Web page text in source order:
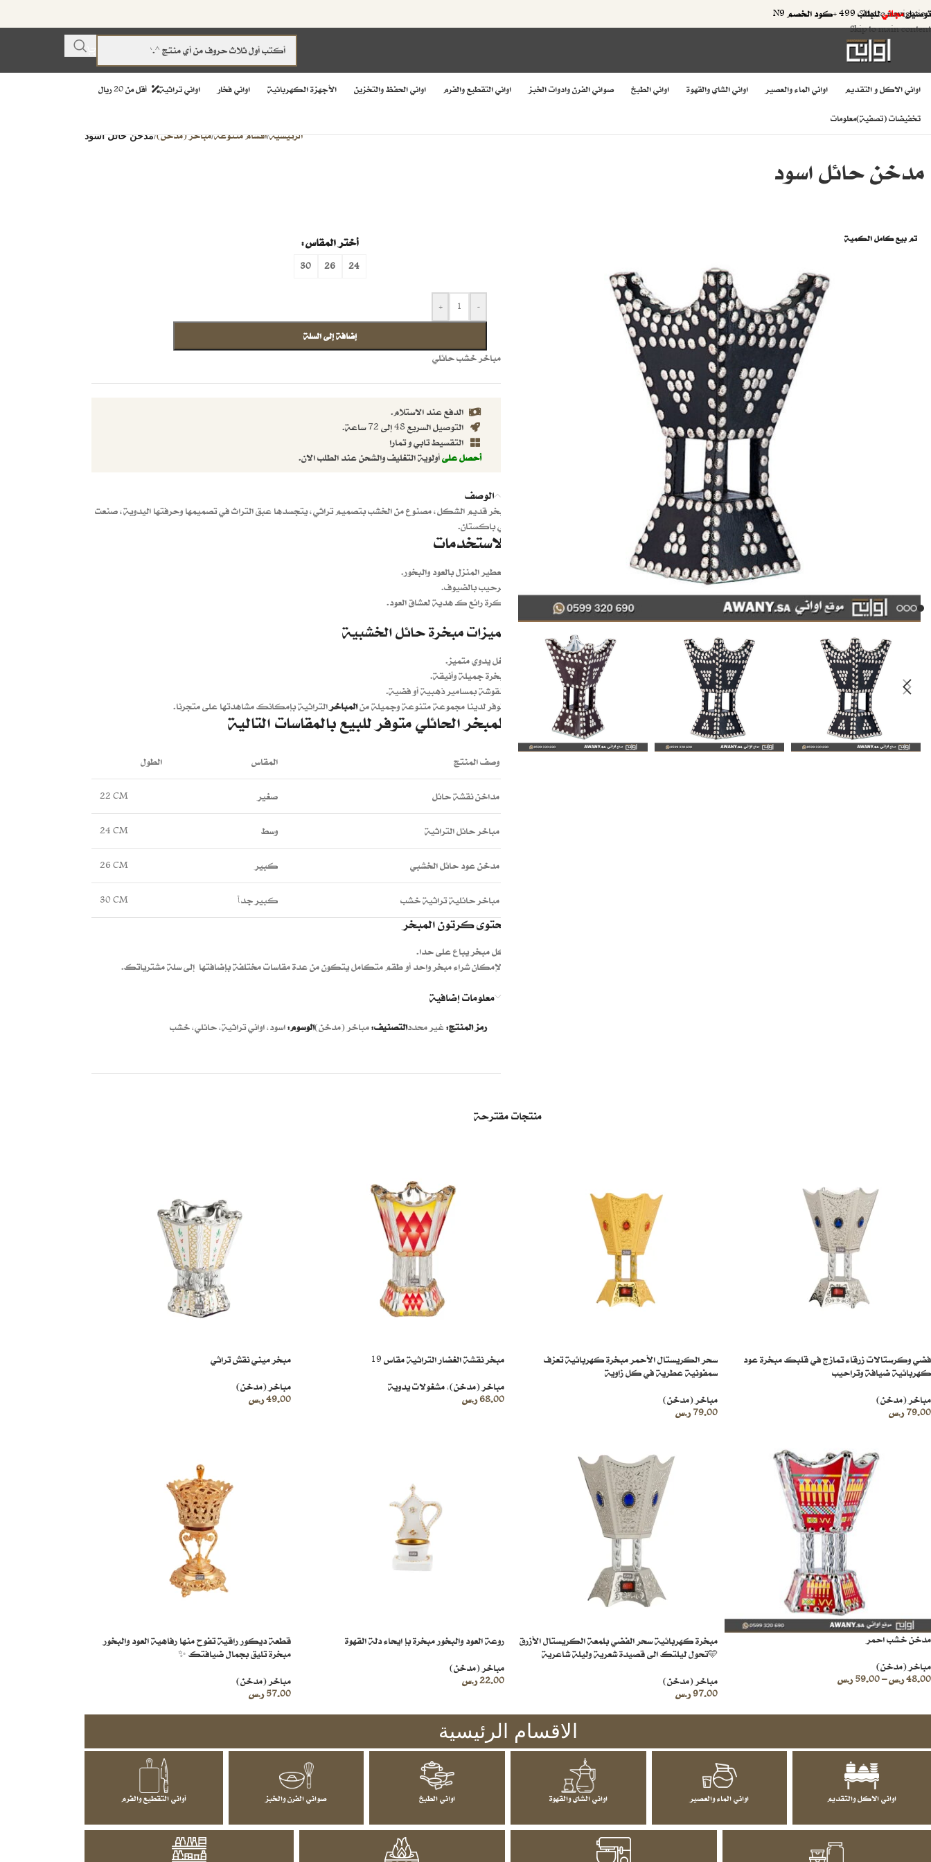
Skip to navigation
Skip to main content
توصيلمجانيللطلب 499 +كود الخصم N9
اواني الاكل و التقديم اواني الماء والعصير اواني الشاي والقهوة اواني الطبخ صواني الفرن وادوات الخبز اواني التقطيع والفرم اواني الحفظ والتخزين الأجهزة الكهربائية اواني فخار اواني تراثية أقل من 20 ريال
تخفيضات (تصفية)معلومات
الرئيسية/اقسام متنوعة/مباخر (مدخن)/مدخن حائل اسود
مدخن حائل اسود
تم بيع كامل الكمية أختر المقاس
24
26
30
-
+
إضافة إلى السلة
مباخر خشب حائلي
الدفع عند الاستلام.
التوصيل السريع 48 إلى 72 ساعة.
التقسيط تابي و تمارا
أحصل علىأولوية التغليف والشحن عند الطلب الان.
الوصف
مبخر قديم الشكل، مصنوع من الخشب بتصميم تراثي، يتجسدها عبق التراث في تصميمها وحرفتها اليدوية، صنعت
في باكستان.
الاستخدمات
لتعطير المنزل بالعود والبخور.
لترحيب بالضيوف.
فكرة رائع كـ هدية لعشاق العود.
مميزات مبخرة حائل الخشبية
شغل يدوي متميز.
مبخرة جميلة وأنيقة.
منقوشة بمسامير ذهبية أو فضية.
تتوفر لدينا مجموعة متنوعة وجميلة منالمباخرالتراثية بإمكانك مشاهدتها على متجرنا.
المبخر الحائلي متوفر للبيع بالمقاسات التالية
وصف المنتج المقاس الطول
مداخن نقشة حائل صغير 22 CM
مباخر حائل التراثية وسط 24 CM
مدخن عود حائل الخشبي كبير 26 CM
مباخر حائلية تراثية خشب كبير جداً 30 CM
محتوى كرتون المبخر
كل مبخر يباع على حدا.
بالإمكان شراء مبخر واحد أو طقم متكامل يتكون من عدة مقاسات مختلفة بإضافتها إلى سلة مشترياتك.
معلومات إضافية
رمز المنتج:غير محددالتصنيف:مباخر (مدخن)الوسوم:اسود,اواني تراثية,حائلي,خشب
منتجات مقترحة
فضي وكرستالات زرقاء تمازج في قلبك مبخرة عود
كهربائية ضيافة وتراحيب
مباخر (مدخن)
79.00ر.س
سحر الكريستال الأحمر مبخرة كهربائية تعزف
سمفونية عطرية في كل زاوية
مباخر (مدخن)
79.00ر.س
مبخر نقشة الغضار التراثية مقاس 19
مباخر (مدخن),مشغولات يدوية
68.00ر.س
مبخر ميني نقش تراثي
مباخر (مدخن)
49.00ر.س
مدخن خشب احمر
مباخر (مدخن)
48.00ر.س–
59.00ر.س
مبخرة كهربائية سحر الفضي بلمعة الكريستال الأزرق
🩵تحول ليلتك الى قصيدة شعرية وليلة شاعرية
مباخر (مدخن)
97.00ر.س
روعة العود والبخور مبخرة بإ ايحاء دلة القهوة
مباخر (مدخن)
22.00ر.س
قطعة ديكور راقية تفوح منها رفاهية العود والبخور
مبخرة تليق بجمال ضيافتك ✨
مباخر (مدخن)
57.00ر.س
الاقسام الرئيسية
اواني الاكل والتقديم اواني الماء والعصير اواني الشاي والقهوة اواني الطبخ صواني الفرن والخبز أواني التقطيع والفرم